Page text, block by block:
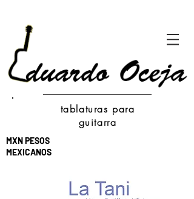
tablaturas para
guitarra
MXN PESOS
MEXICANOS